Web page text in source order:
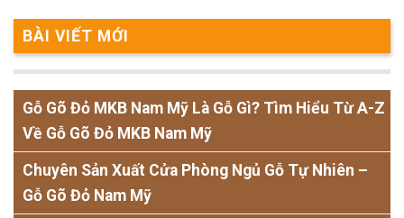
BÀI VIẾT MỚI
Gỗ Gõ Đỏ MKB Nam Mỹ Là Gỗ Gì? Tìm Hiểu Từ A-Z
Về Gỗ Gõ Đỏ MKB Nam Mỹ
Chuyên Sản Xuất Cửa Phòng Ngủ Gỗ Tự Nhiên –
Gỗ Gõ Đỏ Nam Mỹ